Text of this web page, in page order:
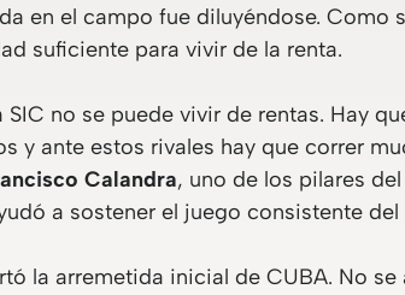
en el campo fue diluyéndose. Como
suficiente para vivir de la renta.
SIC no se puede vivir de rentas. Hay
y ante estos rivales hay que correr
Calandra, uno de los pilares
a sostener el juego consistente
la arremetida inicial de CUBA. No